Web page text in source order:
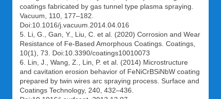
coatings fabricated by gas tunnel type plasma spraying.
Vacuum, 110, 177–182.
Doi:10.1016/j.vacuum.2014.04.016
5. Li, G., Gan, Y., Liu, C. et al. (2020) Corrosion and Wear
Resistance of Fe-Based Amorphous Coatings. Coatings,
10(1), 73. Doi:10.3390/coatings10010073
6. Lin, J., Wang, Z., Lin, P. et al. (2014) Microstructure
and cavitation erosion behavior of FeNiCrBSiNbW coating
prepared by twin wires arc spraying process. Surface and
Coatings Technology, 240, 432–436.